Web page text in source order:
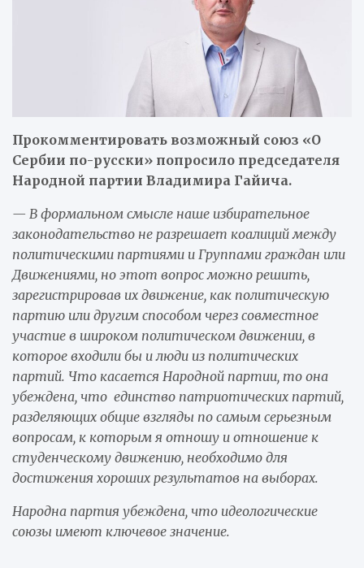
Прокомментировать возможный союз «О
Сербии по-русски» попросило председателя
Народной партии Владимира Гайича.
— В формальном смысле наше избирательное
законодательство не разрешает коалиций между
политическими партиями и Группами граждан или
Движениями, но этот вопрос можно решить,
зарегистрировав их движение, как политическую
партию или другим способом через совместное
участие в широком политическом движении, в
которое входили бы и люди из политических
партий. Что касается Народной партии, то она
убеждена, что единство патриотических партий,
разделяющих общие взгляды по самым серьезным
вопросам, к которым я отношу и отношение к
студенческому движению, необходимо для
достижения хороших результатов на выборах.
Народна партия убеждена, что идеологические
союзы имеют ключевое значение.